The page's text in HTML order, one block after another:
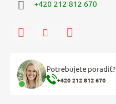
+420 212 812 670
Potrebujete poradiť?
+420 212 812 670